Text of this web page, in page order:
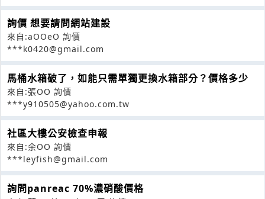
詢價 想要請問網站建設
來自:aOOeO 詢價
***k0420@gmail.com
馬桶水箱破了，如能只需單獨更換水箱部分？價格多少
來自:張OO 詢價
***y910505@yahoo.com.tw
社區大樓公安檢查申報
來自:余OO 詢價
***leyfish@gmail.com
詢問panreac 70%濃硝酸價格